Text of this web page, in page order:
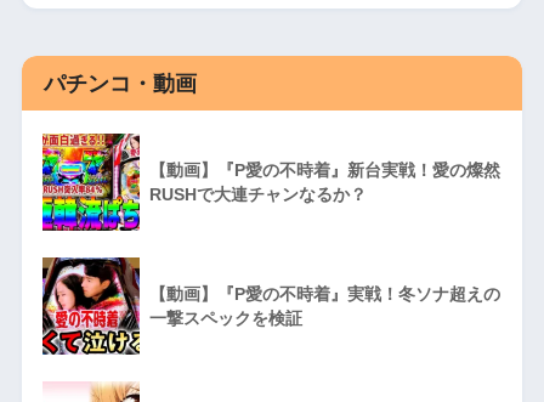
パチンコ・動画
【動画】『P愛の不時着』新台実戦！愛の燦然
RUSHで大連チャンなるか？
【動画】『P愛の不時着』実戦！冬ソナ超えの
一撃スペックを検証